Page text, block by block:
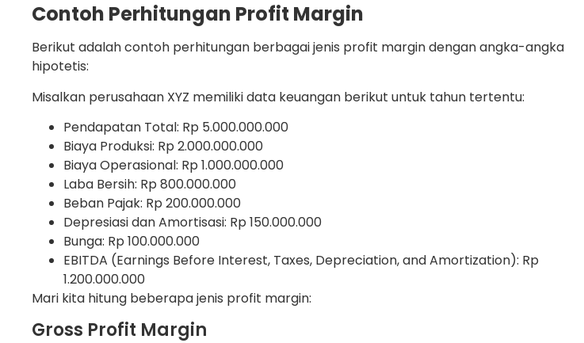
Contoh Perhitungan Profit Margin
Berikut adalah contoh perhitungan berbagai jenis profit margin dengan angka-angka
hipotetis:
Misalkan perusahaan XYZ memiliki data keuangan berikut untuk tahun tertentu:
Pendapatan Total: Rp 5.000.000.000
Biaya Produksi: Rp 2.000.000.000
Biaya Operasional: Rp 1.000.000.000
Laba Bersih: Rp 800.000.000
Beban Pajak: Rp 200.000.000
Depresiasi dan Amortisasi: Rp 150.000.000
Bunga: Rp 100.000.000
EBITDA (Earnings Before Interest, Taxes, Depreciation, and Amortization): Rp
1.200.000.000
Mari kita hitung beberapa jenis profit margin:
Gross Profit Margin